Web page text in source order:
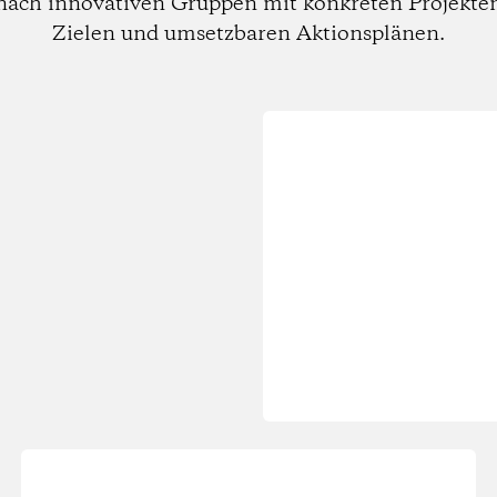
Zielen und umsetzbaren Aktionsplänen.